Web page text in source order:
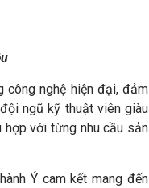
công nghệ hiện đại, đảm
ngũ kỹ thuật viên giàu
với từng nhu cầu sản
Ý cam kết mang đến